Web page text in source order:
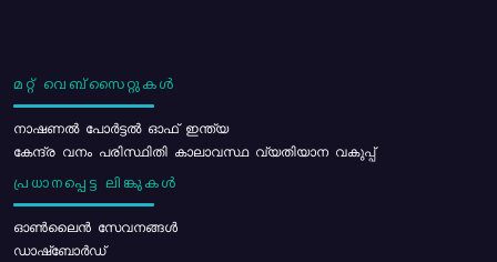
മറ്റ് വെബ്സൈറ്റുകൾ
നാഷണൽ പോർട്ടൽ ഓഫ് ഇന്ത്യ
കേന്ദ്ര വനം പരിസ്ഥിതി കാലാവസ്ഥ വ്യതിയാന വകുപ്പ്
പ്രധാനപ്പെട്ട ലിങ്കുകൾ
ഓൺലൈൻ സേവനങ്ങൾ
ഡാഷ്ബോർഡ്